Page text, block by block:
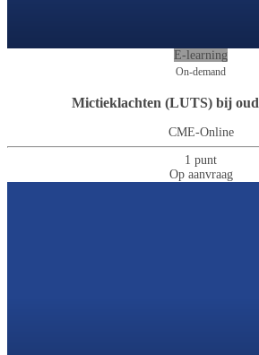
E-learning
On-demand
Mictieklachten (LUTS) bij
CME-Online
1 punt
Op aanvraag